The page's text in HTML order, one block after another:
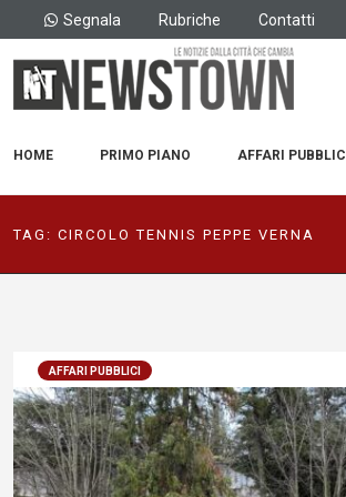
Segnala Rubriche Contatti
HOME PRIMO PIANO AFFARI PUBBLICI
TAG: CIRCOLO TENNIS PEPPE VERNA
AFFARI PUBBLICI